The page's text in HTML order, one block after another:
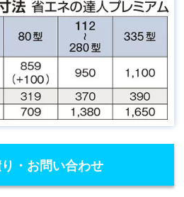
・お問い合わせ